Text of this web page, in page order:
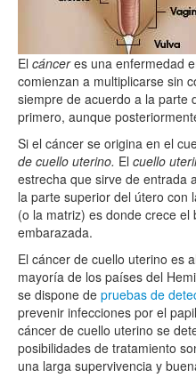
El cánceres una enfermedad
comienzan a multiplicarse sin
siempre de acuerdo a la parte
primero, aunque
Si el cáncer se origina en el
de cuello uterino. El cuello
estrecha que sirve de entrada
la parte superior del útero con
(o la matriz) es donde crece
embarazada.
El cáncer de cuello uterino es
mayoría de los países del
se dispone de pruebas de
prevenir infecciones por el
cáncer de cuello uterino se
posibilidades de tratamiento
una larga supervivencia y